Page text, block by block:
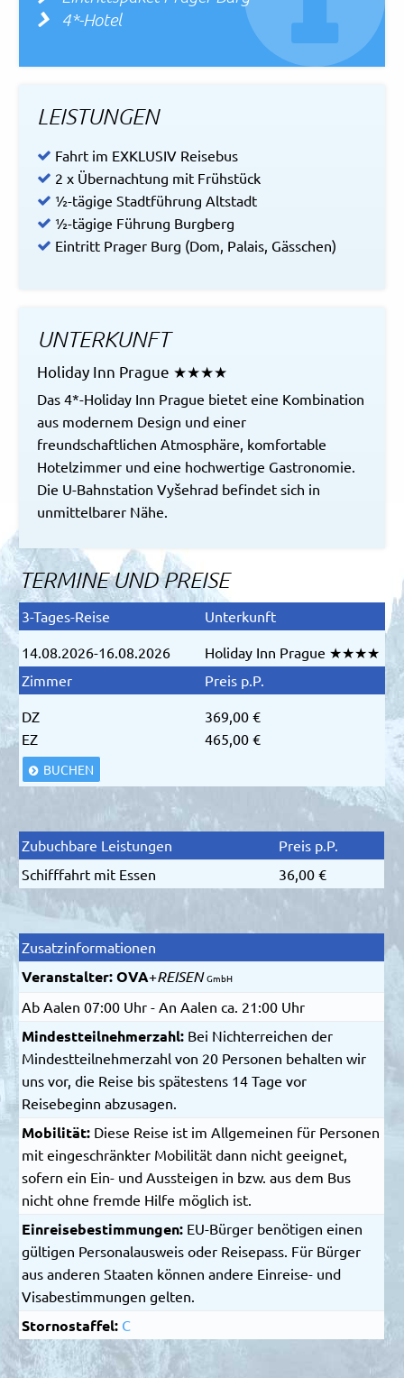
4*-Hotel
LEISTUNGEN
Fahrt im EXKLUSIV Reisebus
2 x Übernachtung mit Frühstück
½-tägige Stadtführung Altstadt
½-tägige Führung Burgberg
Eintritt Prager Burg (Dom, Palais, Gässchen)
UNTERKUNFT
Holiday Inn Prague ★★★★
Das 4*-Holiday Inn Prague bietet eine Kombination
aus modernem Design und einer
freundschaftlichen Atmosphäre, komfortable
Hotelzimmer und eine hochwertige Gastronomie.
Die U-Bahnstation Vyšehrad befindet sich in
unmittelbarer Nähe.
TERMINE UND PREISE
14.08.2026-16.08.2026 Holiday Inn Prague ★★★★
DZ
EZ
369,00 €
465,00 €
BUCHEN
Zubuchbare Leistungen
Preis p.P.
Schifffahrt mit Essen
36,00 €
Zusatzinformationen
Veranstalter:OVA+REISEN GmbH
Ab Aalen 07:00 Uhr - An Aalen ca. 21:00 Uhr
Mindestteilnehmerzahl: Bei Nichterreichen der
Mindestteilnehmerzahl von 20 Personen behalten wir
uns vor, die Reise bis spätestens 14 Tage vor
Reisebeginn abzusagen.
Mobilität: Diese Reise ist im Allgemeinen für Personen
mit eingeschränkter Mobilität dann nicht geeignet,
sofern ein Ein- und Aussteigen in bzw. aus dem Bus
nicht ohne fremde Hilfe möglich ist.
Einreisebestimmungen: EU-Bürger benötigen einen
gültigen Personalausweis oder Reisepass. Für Bürger
aus anderen Staaten können andere Einreise- und
Visabestimmungen gelten.
Stornostaffel: C